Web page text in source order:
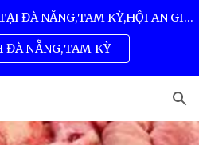
THỰC PHẨM ĐÔNG LẠNH TẠI ĐÀ NẴNG,TAM KỲ,HỘI AN GIÁ SỈ TỐT NHẤT 0932 557 973
ĐÀ NẴNG,TAM KỲ